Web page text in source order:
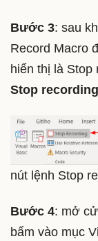
Bước 3: sau
Record Macro
hiển thị là Stop
Stop
nút lệnh Stop
Bước 4: mở
bấm vào mục